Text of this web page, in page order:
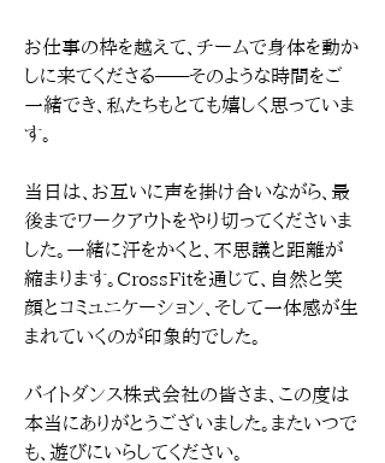
お仕事の枠を越えて、チームで身体を動か
しに来てくださる——そのような時間をご
一緒でき、私たちもとても嬉しく思っていま
す。
当日は、お互いに声を掛け合いながら、最
後までワークアウトをやり切ってくださいま
した。一緒に汗をかくと、不思議と距離が
縮まります。CrossFitを通じて、自然と笑
顔とコミュニケーション、そして一体感が生
まれていくのが印象的でした。
バイトダンス株式会社の皆さま、この度は
本当にありがとうございました。またいつで
も、遊びにいらしてください。